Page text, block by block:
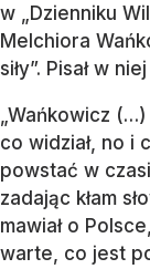
w „Dzienniku
Melchiora
siły”. Pisał w
„Wańkowicz
co widział, no i
powstać w
zadając kłam
mawiał o
warte, co jest